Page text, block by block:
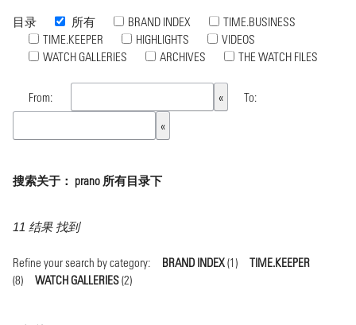
目录 所有 BRAND INDEX
TIME.BUSINESS
TIME.KEEPER
HIGHLIGHTS
VIDEOS
WATCH GALLERIES
ARCHIVES THE WATCH FILES
From: To:
搜索关于： prano 所有目录下
11 结果 找到
Refine your search by category: BRAND INDEX(1)
TIME.KEEPER
(8)
WATCH GALLERIES(2)